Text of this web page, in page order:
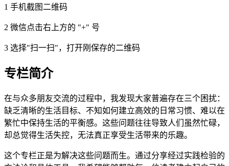
1 手机截图二维码
2 微信点击右上方的 "+" 号
3 选择"扫一扫"，打开刚保存的二维码
专栏简介
在与众多朋友交流的过程中，我发现大家普遍存在三个困扰：
缺乏清晰的生活目标、不知如何建立高效的日常习惯、难以在
繁忙中保持生活的平衡感。这些问题往往导致人们虽然忙碌，
却总觉得生活失控，无法真正享受生活带来的乐趣。
这个专栏正是为解决这些问题而生。通过分享经过实践检验的